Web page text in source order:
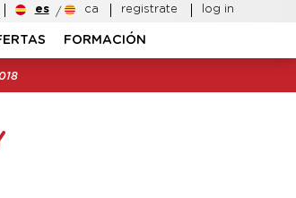
es ca registrate log in
FORMACIÓN